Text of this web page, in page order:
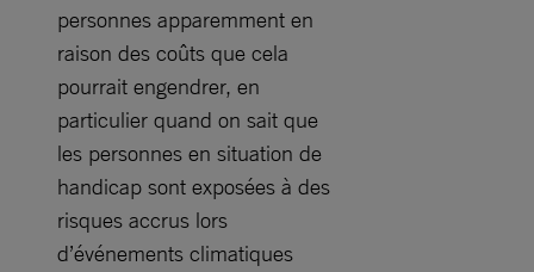
personnes apparemment en
raison des coûts que cela
pourrait engendrer, en
particulier quand on sait que
les personnes en situation de
handicap sont exposées à des
risques accrus lors
d’événements climatiques